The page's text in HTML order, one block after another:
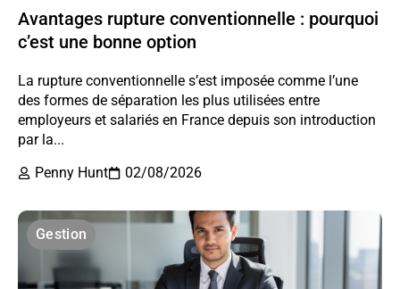
Avantages rupture conventionnelle : pourquoi
c’est une bonne option
La rupture conventionnelle s’est imposée comme l’une
des formes de séparation les plus utilisées entre
employeurs et salariés en France depuis son introduction
par la...
Penny Hunt
02/08/2026
Gestion